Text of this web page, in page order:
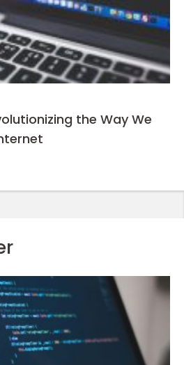
the Way We